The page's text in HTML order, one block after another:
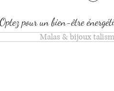
Malas & bijoux
pour un bien-être